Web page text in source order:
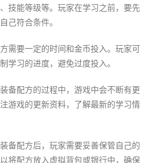
技能等级等。玩家在学习之前，要先
己符合条件。
需要一定的时间和金币投入。玩家可
学习的进度，避免过度投入。
备配方的过程中，游戏中会不断有更
游戏的更新资料，了解最新的学习情
备配方后，玩家需要妥善保管自己的
将配方放入虚拟背包或银行中，确保